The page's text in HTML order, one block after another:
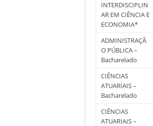
INTERDISCIPLIN
AR EM CIÊNCIA E
ECONOMIA*
ADMINISTRAÇÃ
O PÚBLICA –
Bacharelado
CIÊNCIAS
ATUARIAIS –
Bacharelado
CIÊNCIAS
ATUARIAIS –